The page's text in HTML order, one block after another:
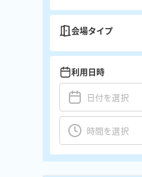
会場タイプ
利用日時